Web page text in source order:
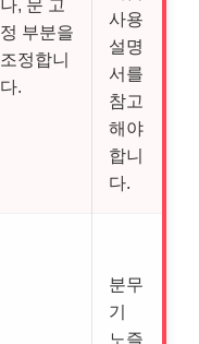
나, 문 고
정 부분을
조정합니
다.
사용
설명
서를
참고
해야
합니
다.
분무
기
노즐